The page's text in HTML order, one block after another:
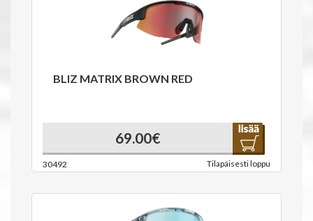
BLIZ MATRIX BROWN RED
69.00€
30492 Tilapäisesti loppu